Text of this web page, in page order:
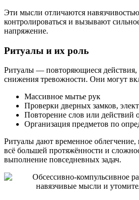
Эти мысли отличаются
контролироваться и вызывают
напряжение.
Ритуалы и их роль
Ритуалы — повторяющиеся действия,
снижения тревожности. Они могут
Массивное мытье рук
Проверки дверных замков,
Повторение слов или действий
Организация предметов по
Ритуалы дают временное
всё большей протяжённости и
выполнение повседневных задач.